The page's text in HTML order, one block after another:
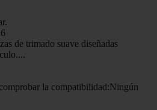
de trimado suave diseñadas
la compatibilidad:Ningún